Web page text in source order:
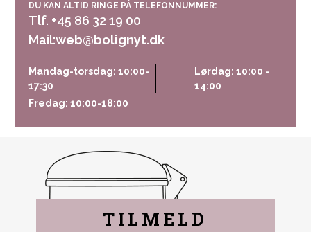
DU KAN ALTID RINGE PÅ TELEFONNUMMER:
Tlf. +45 86 32 19 00
Mail:web@bolignyt.dk
Mandag-torsdag: 10:00-
17:30
Fredag: 10:00-18:00
Lørdag: 10:00 -
14:00
TILMELD